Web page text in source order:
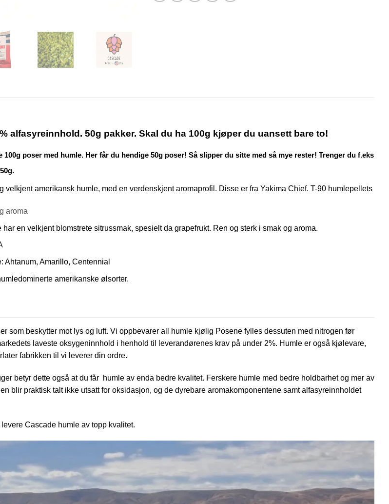
alfasyreinnhold. 50g pakker. Skal du ha 100g kjøper du uansett bare to!
100g poser med humle. Her får du hendige 50g poser! Så slipper du sitte med så mye rester! Trenger du f.eks
velkjent amerikansk humle, med en verdenskjent aromaprofil. Disse er fra Yakima Chief. T-90 humlepellets
aroma
en velkjent blomstrete sitrussmak, spesielt da grapefrukt. Ren og sterk i smak og aroma.
Ahtanum, Amarillo, Centennial
amerikanske ølsorter.
som beskytter mot lys og luft. Vi oppbevarer all humle kjølig Posene fylles dessuten med nitrogen før
laveste oksygeninnhold i henhold til leverandørenes krav på under 2%. Humle er også kjølevare,
fabrikken til vi leverer din ordre.
betyr dette også at du får humle av enda bedre kvalitet. Ferskere humle med bedre holdbarhet og mer av
blir praktisk talt ikke utsatt for oksidasjon, og de dyrebare aromakomponentene samt alfasyreinnholdet
Cascade humle av topp kvalitet.